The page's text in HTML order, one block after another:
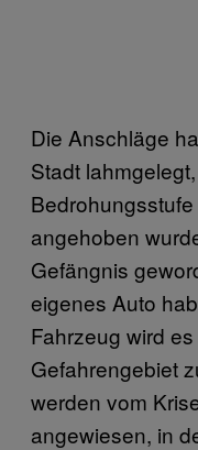
Die Anschläge
Stadt
angehoben
Gefängnis
eigenes Auto
Fahrzeug wird
Gefahrengebiet
werden vom
angewiesen, in